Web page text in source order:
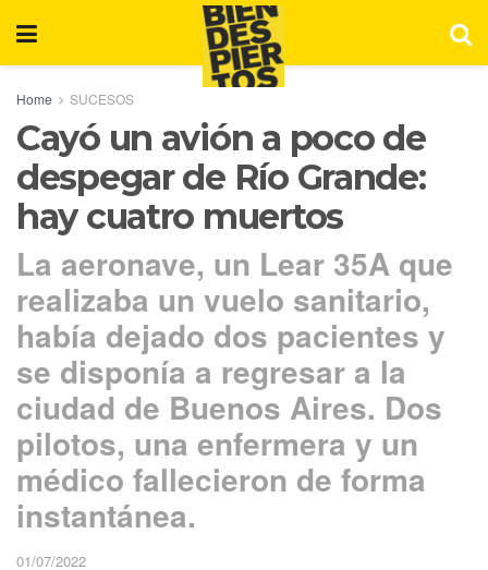
Home SUCESOS
Cayó un avión a poco de
despegar de Río Grande:
hay cuatro muertos
La aeronave, un Lear 35A que
realizaba un vuelo sanitario,
había dejado dos pacientes y
se disponía a regresar a la
ciudad de Buenos Aires. Dos
pilotos, una enfermera y un
médico fallecieron de forma
instantánea.
01/07/2022